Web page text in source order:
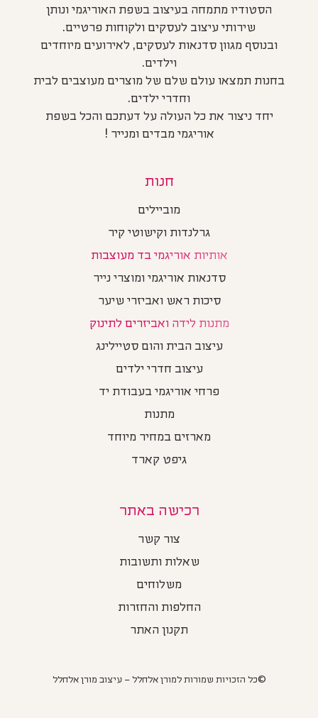
הסטודיו מתמחה בעיצוב בשפת האוריגמי ונותן
שירותי עיצוב לעסקים ולקוחות פרטיים.
ובנוסף מגוון סדנאות לעסקים, לאירועים מיוחדים
וילדים.
בחנות תמצאו עולם שלם של מוצרים מעוצבים לבית
וחדרי ילדים.
יחד ניצור את כל העולה על דעתכם והכל בשפת
אוריגמי מבדים ומנייר !
חנות
מוביילים
גרלנדות וקישוטי קיר
אותיות אוריגמי בד מעוצבות
סדנאות אוריגמי ומוצרי נייר
סיכות ראש ואביזרי שיער
מתנות לידה ואביזרים לתינוק
עיצוב הבית והום סטיילינג
עיצוב חדרי ילדים
פרחי אוריגמי בעבודת יד
מתנות
מארזים במחיר מיוחד
גיפט קארד
רכישה באתר
צור קשר
שאלות ותשובות
משלוחים
החלפות והחזרות
תקנון האתר
©כל הזכויות שמורות למורן אלחלל – עיצוב מורן אלחלל